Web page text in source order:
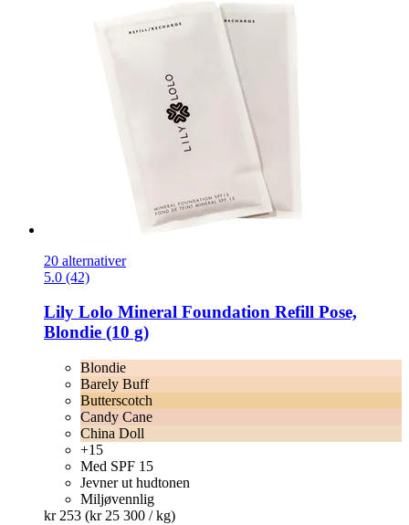
20 alternativer
5.0 (42)
Lily Lolo Mineral Foundation Refill Pose,
Blondie (10 g)
Blondie
Barely Buff
Butterscotch
Candy Cane
China Doll
+15
Med SPF 15
Jevner ut hudtonen
Miljøvennlig
kr 253 (kr 25 300 / kg)